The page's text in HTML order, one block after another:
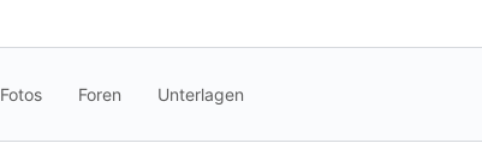
Fotos Foren Unterlagen